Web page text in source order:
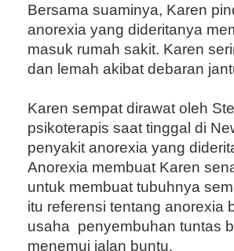
Bersama suaminya, Karen
anorexia yang dideritanya
masuk rumah sakit. Karen
dan lemah akibat debaran
Karen sempat dirawat oleh
psikoterapis saat tinggal di
penyakit anorexia yang
Anorexia membuat Karen
untuk membuat tubuhnya
itu referensi tentang anorexia
usaha penyembuhan tuntas
menemui jalan buntu.